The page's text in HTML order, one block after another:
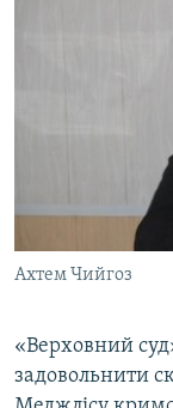
СПЕЦПРОЄКТИ
РУС
УКР
Ахтем Чийгоз
«Верховний
задовольнити